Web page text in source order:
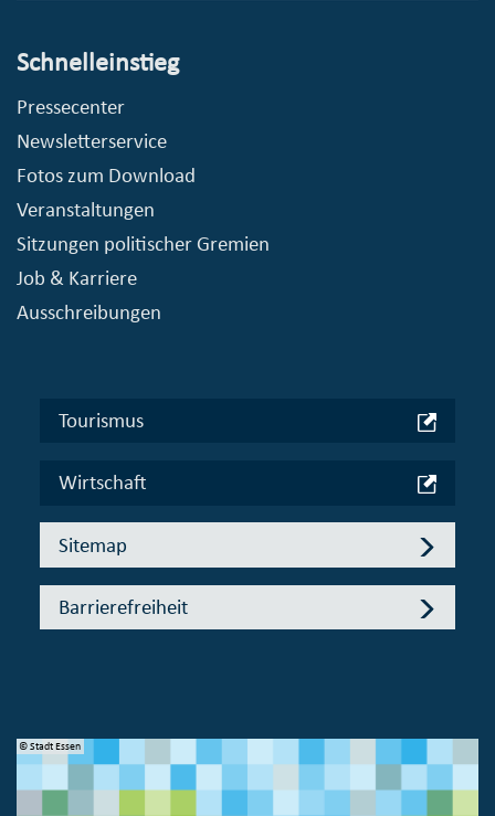
Schnelleinstieg
Pressecenter
Newsletterservice
Fotos zum Download
Veranstaltungen
Sitzungen politischer Gremien
Job & Karriere
Ausschreibungen
Tourismus
Wirtschaft
Sitemap
Barrierefreiheit
© Stadt Essen